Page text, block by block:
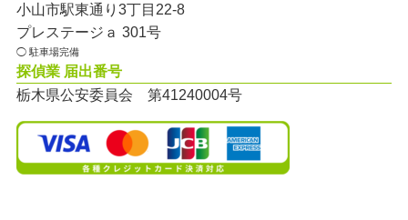
小山市駅東通り3丁目22-8
プレステージａ 301号
◯ 駐車場完備
探偵業 届出番号
栃木県公安委員会 第41240004号